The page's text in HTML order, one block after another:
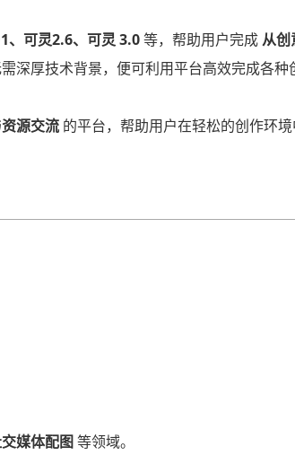
、可灵2.6、可灵 3.0等，帮助用户完成 从创
深厚技术背景，便可利用平台高效完成各种
源交流 的平台，帮助用户在轻松的创作环
媒体配图 等领域。